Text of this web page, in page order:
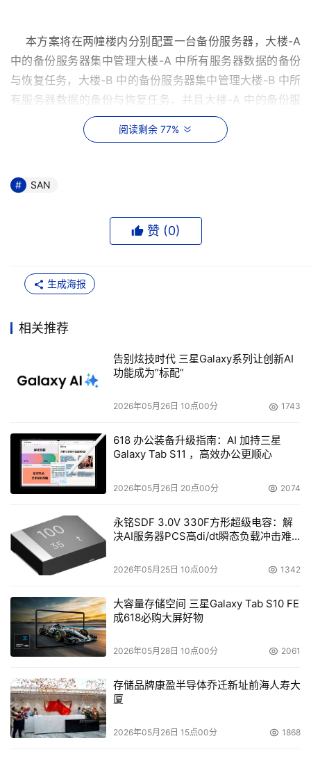
本方案将在两幢楼内分别配置一台备份服务器，大楼-A
中的备份服务器集中管理大楼-A 中所有服务器数据的备份
与恢复任务，大楼-B 中的备份服务器集中管理大楼-B 中所
有服务器数据的备份与恢复任务，并且大楼-A 中的备份服
务器还要对大楼-B 中的备份服务器进行备份，大楼-B 中的
备份服务器还要对大楼-A 中的备份服务器进行备份，这样
中的备份服务器出现了故障，完全可以从大楼-B 的备份服
务器中恢复数据以保证大楼-A 中其它服务器的备份任务照
常进行，备份的数据还能用于出错后的恢复，同理大楼-B
中的备份服务器出现了故障也可以利用大楼-A 中的备份服
9.3.2.4 方案特点
这两套方案都将采用IP SAN 网络数据存储结构，结合IP
据容灾系统和Disk-Disk 数据备份系统，这是一个既能满足
用户数据备份要求，又涵盖主流存储体系，用户级的容灾加
采用基于 IP SAN 网络存储服务器的 IP SAN 作为备份存
动态扩容。客户可根据需求来逐渐增加用于备份的存储
可同时达到数据备份及容灾两个目的。由于是基于IP 网
络，所以备份服务器与备份存储介质之间不受距离的限制。
当把备份介质放到通过 IP 网络连接的异地时，不仅实现了
先进的物理存储系统（IP SAN）与先进的备份技术整合
一的软件系统或硬件系统所无法比拟或无法实现的。其中数
据存储系统最大限度地从速度和应用范围方面优化存储资源
和网络资源，扩展了用户存储系统现有的投资；此外还解决
阅读剩余 77%
SAN
赞 (0)
生成海报
相关推荐
告别炫技时代 三星Galaxy系列让创新AI
功能成为“标配”
2026年05月26日 10点00分 1743
618 办公装备升级指南：AI 加持三星
Galaxy Tab S11 ，高效办公更顺心
2026年05月26日 20点00分 2074
永铭SDF 3.0V 330F方形超级电容：解
决AI服务器PCS高di/dt瞬态负载冲击难
2026年05月25日 10点00分 1342
大容量存储空间 三星Galaxy Tab S10 FE
成618必购大屏好物
2026年05月28日 10点00分 2061
存储品牌康盈半导体乔迁新址前海人寿大
厦
2026年05月26日 15点00分 1868